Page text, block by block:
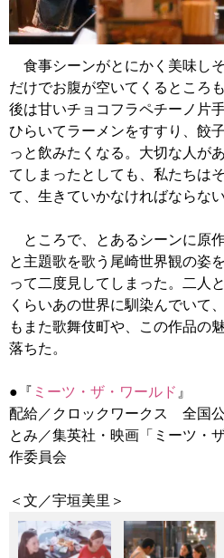
食事シーンがとにかく美味し
だけでお腹が空いてくるところ
後は甘いチョコフラペチーノ片
ひらいてラーメンをすすり、餃
っと飲みたくなる。大切な人が
てしまったとしても、私たちは
て、生きていかなければならない
ところで、とあるシーンに原
と主題歌を歌う尾崎世界観の姿
って二度見してしまった。二人
くらいあの世界に馴染んでいて
もまた歌舞伎町や、この作品の
落ちた。
●『 ミーツ・ザ・ワールド 』
配給／クロックワークス 全国
とみ／集英社・映画「ミーツ・
作委員会